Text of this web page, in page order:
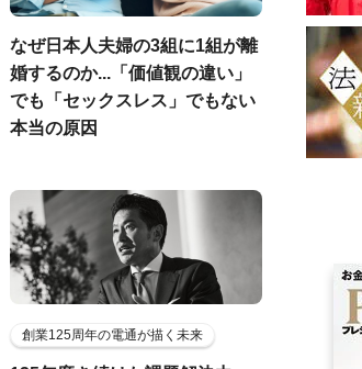
なぜ日本人夫婦の3組に1組が離
婚するのか...「価値観の違い」
でも「セックスレス」でもない
本当の原因
創業125周年の電通が描く未来